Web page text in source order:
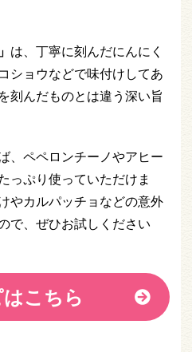
は、丁寧に刻んだにんにく
ショウなどで味付けしてあ
刻んだものとは違う深い旨
、ペペロンチーノやアヒー
っぷり使っていただけま
やカルパッチョなどの意外
で、ぜひお試しください
こちら